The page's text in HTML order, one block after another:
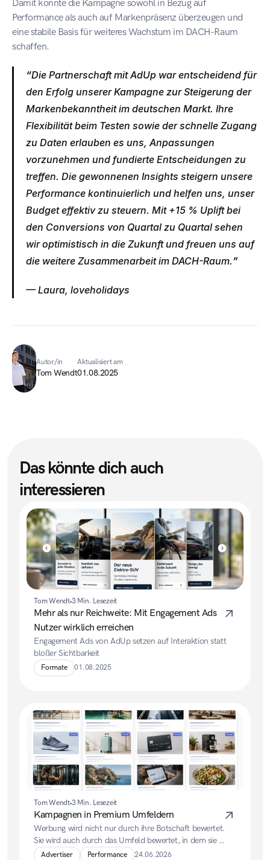
Damit konnte die Kampagne sowohl in Bezug auf
Performance als auch auf Markenpräsenz überzeugen und
eine stabile Basis für weiteres Wachstum im DACH-Raum
schaffen.
“Die Partnerschaft mit AdUp war entscheidend für
den Erfolg unserer Kampagne zur Steigerung der
Markenbekanntheit im deutschen Markt. Ihre
Flexibilität beim Testen sowie der schnelle Zugang
zu Daten erlauben es uns, Anpassungen
vorzunehmen und fundierte Entscheidungen zu
treffen. Die gewonnenen Insights steigern unsere
Performance kontinuierlich und helfen uns, unser
Budget effektiv zu steuern. Mit +15 % Uplift bei
den Conversions von Quartal zu Quartal sehen
wir optimistisch in die Zukunft und freuen uns auf
die weitere Zusammenarbeit im DACH-Raum.”
— Laura, loveholidays
Autor/in
Tom Wendt
Aktualisiert am
01.08.2025
Das könnte dich auch
interessieren
Tom Wendt 3 Min. Lesezeit
Mehr als nur Reichweite: Mit Engagement Ads
Nutzer wirklich erreichen
Engagement Ads von AdUp setzen auf Interaktion statt
bloßer Sichtbarkeit
Formate 01.08.2025
Tom Wendt 3 Min. Lesezeit
Kampagnen in Premium Umfeldern
Werbung wird nicht nur durch ihre Botschaft bewertet.
Sie wird auch durch das Umfeld bewertet, in dem sie
erscheint.
Advertiser Performance 24.06.2026